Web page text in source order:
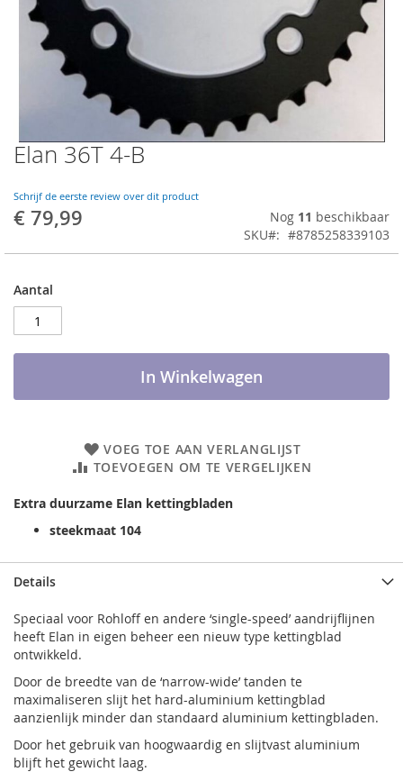
Elan 36T 4-B
Schrijf de eerste review over dit product
€ 79,99 Nog 11 beschikbaar
SKU
#8785258339103
Aantal
In Winkelwagen
VOEG TOE AAN VERLANGLIJST
TOEVOEGEN OM TE VERGELIJKEN
Extra duurzame Elan kettingbladen
steekmaat 104
Ga
naar
begin
van
afbeeldingen-
Details
Speciaal voor Rohloff en andere ‘single-speed’ aandrijflijnen
heeft Elan in eigen beheer een nieuw type kettingblad
ontwikkeld.
Door de breedte van de ‘narrow-wide’ tanden te
maximaliseren slijt het hard-aluminium kettingblad
aanzienlijk minder dan standaard aluminium kettingbladen.
Door het gebruik van hoogwaardig en slijtvast aluminium
blijft het gewicht laag.